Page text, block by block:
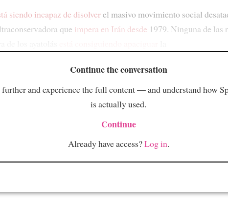
siendo incapaz de disolverel masivo movimiento social
que impera en Irán desde 1979. Ninguna de las
Continue the conversation
and experience the full content — and understand how
is actually used.
Continue
Already have access?Log in.